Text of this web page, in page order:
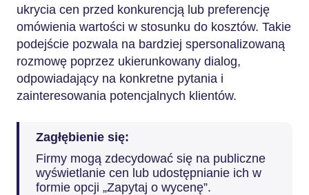
ukrycia cen przed konkurencją lub preferencję
omówienia wartości w stosunku do kosztów. Takie
podejście pozwala na bardziej spersonalizowaną
rozmowę poprzez ukierunkowany dialog,
odpowiadający na konkretne pytania i
zainteresowania potencjalnych klientów.
Zagłębienie się:
Firmy mogą zdecydować się na publiczne
wyświetlanie cen lub udostępnianie ich w
formie opcji „Zapytaj o wycenę”.